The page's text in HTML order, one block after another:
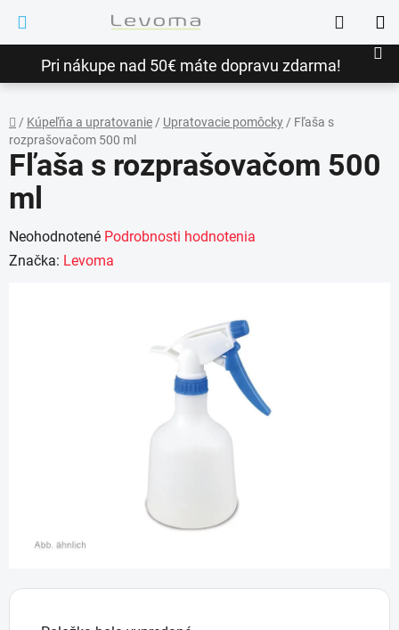
obsah
Pri nákupe nad 50€ máte dopravu zdarma!
Hľadať
Domov
/ Kúpeľňa a upratovanie/ Upratovacie pomôcky/ Fľaša s
rozprašovačom 500 ml
Fľaša s rozprašovačom 500
ml
Priemerné
hodnotenie
Neohodnotené Podrobnosti hodnotenia
Značka: Levoma